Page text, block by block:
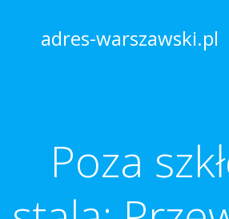
to
content
adres-warszawski.pl
Poza